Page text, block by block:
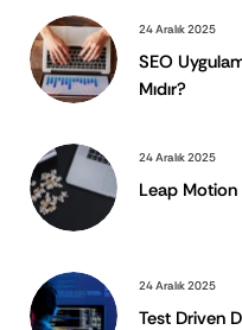
24 Aralık 2025
SEO
Mıdır?
24 Aralık 2025
Leap Motion
24 Aralık 2025
Test Driven